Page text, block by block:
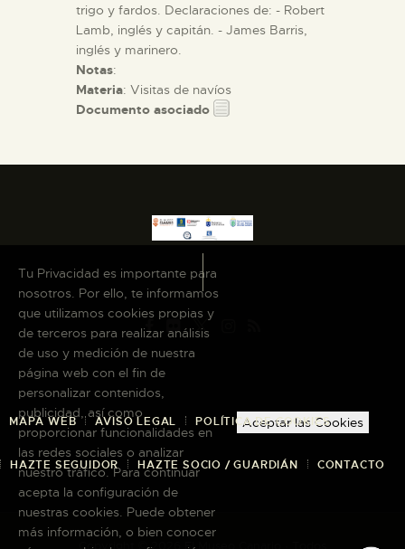
trigo y fardos. Declaraciones de: - Robert
Lamb, inglés y capitán. - James Barris,
inglés y marinero.
Notas:
Materia: Visitas de navíos
Documento asociado
MAPA WEB AVISO LEGAL POLÍTICA DE COOKIES
HAZTE SEGUIDOR HAZTE SOCIO / GUARDIÁN CONTACTO
Copyright © 2026 El Museo Canario · Todos
Tu Privacidad es importante para
nosotros. Por ello, te informamos
que utilizamos cookies propias y
de terceros para realizar análisis
de uso y medición de nuestra
página web con el fin de
personalizar contenidos,
publicidad, así como
proporcionar funcionalidades en
las redes sociales o analizar
nuestro tráfico. Para continuar
acepta la configuración de
nuestras cookies. Puede obtener
más información, o bien conocer
Aceptar las Cookies